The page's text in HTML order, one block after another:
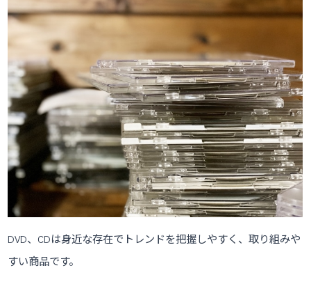
DVD、CDは身近な存在でトレンドを把握しやすく、取り組みや
すい商品です。